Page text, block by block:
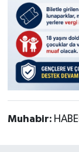
Muhabir: